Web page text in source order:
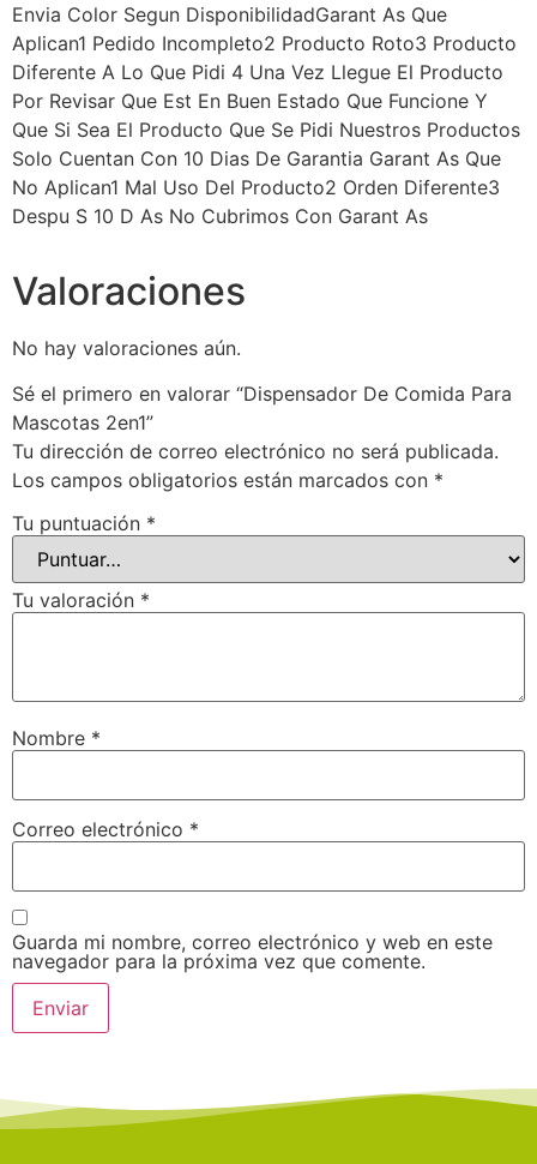
Envia Color Segun DisponibilidadGarant As Que
Aplican1 Pedido Incompleto2 Producto Roto3 Producto
Diferente A Lo Que Pidi 4 Una Vez Llegue El Producto
Por Revisar Que Est En Buen Estado Que Funcione Y
Que Si Sea El Producto Que Se Pidi Nuestros Productos
Solo Cuentan Con 10 Dias De Garantia Garant As Que
No Aplican1 Mal Uso Del Producto2 Orden Diferente3
Despu S 10 D As No Cubrimos Con Garant As
Valoraciones
No hay valoraciones aún.
Sé el primero en valorar “Dispensador De Comida Para
Mascotas 2en1”
Tu dirección de correo electrónico no será publicada.
Los campos obligatorios están marcados con *
Tu puntuación *
Tu valoración *
Nombre *
Correo electrónico *
Guarda mi nombre, correo electrónico y web en este
navegador para la próxima vez que comente.